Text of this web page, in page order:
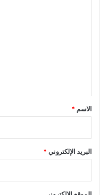
*
الاسم *
البريد الإلكتروني*